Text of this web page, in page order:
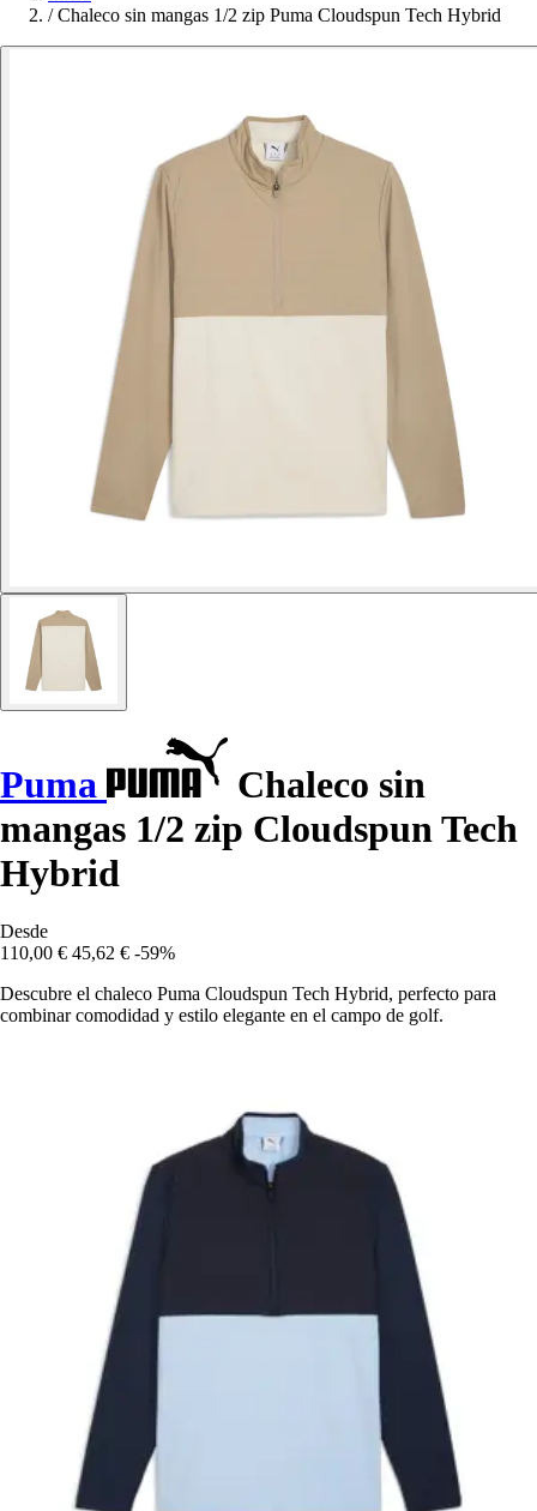
/ Chaleco sin mangas 1/2 zip Puma Cloudspun Tech Hybrid
Puma
Chaleco sin
mangas 1/2 zip Cloudspun Tech
Hybrid
Desde
110,00 € 45,62 € -59%
Descubre el chaleco Puma Cloudspun Tech Hybrid, perfecto para
combinar comodidad y estilo elegante en el campo de golf.